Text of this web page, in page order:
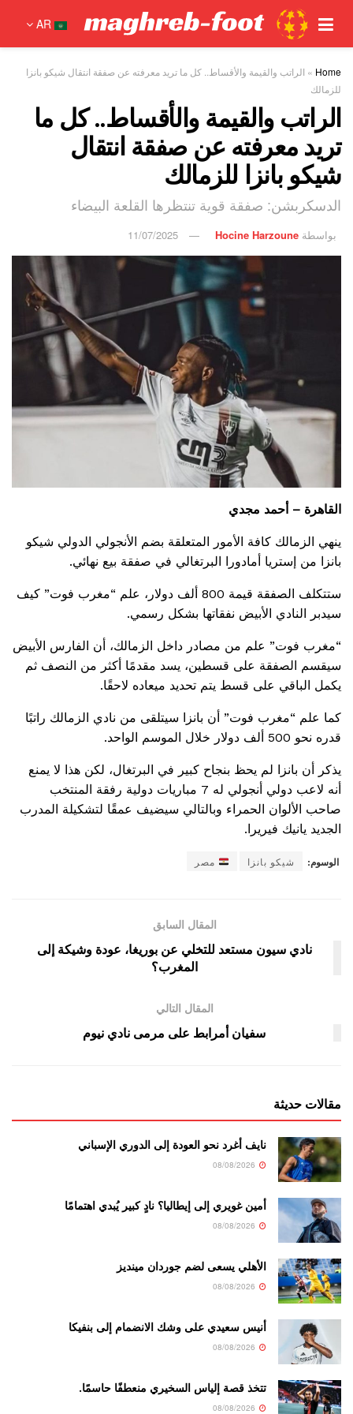
AR
Home
» الراتب والقيمة والأقساط.. كل ما تريد معرفته عن صفقة انتقال شيكو بانزا
للزمالك
الراتب والقيمة والأقساط.. كل ما
تريد معرفته عن صفقة انتقال
شيكو بانزا للزمالك
الدسكربشن: صفقة قوية تنتظرها القلعة البيضاء
بواسطة Hocine Harzoune
11/07/2025
القاهرة – أحمد مجدي
ينهي الزمالك كافة الأمور المتعلقة بضم الأنجولي الدولي شيكو
بانزا من إستريا أمادورا البرتغالي في صفقة بيع نهائي.
ستتكلف الصفقة قيمة 800 ألف دولار، علم “مغرب فوت” كيف
سيدبر النادي الأبيض نفقاتها بشكل رسمي.
“مغرب فوت” علم من مصادر داخل الزمالك، أن الفارس الأبيض
سيقسم الصفقة على قسطين، يسد مقدمًا أكثر من النصف ثم
يكمل الباقي على قسط يتم تحديد ميعاده لاحقًا.
كما علم “مغرب فوت” أن بانزا سيتلقى من نادي الزمالك راتبًا
قدره نحو 500 ألف دولار خلال الموسم الواحد.
يذكر أن بانزا لم يحظ بنجاح كبير في البرتغال، لكن هذا لا يمنع
أنه لاعب دولي أنجولي له 7 مباريات دولية رفقة المنتخب
صاحب الألوان الحمراء وبالتالي سيضيف عمقًا لتشكيلة المدرب
الجديد يانيك فيريرا.
الوسوم: شيكو بانزا مصر
المقال السابق
نادي سيون مستعد للتخلي عن بوريغا، عودة وشيكة إلى
المغرب؟
المقال التالي
سفيان أمرابط على مرمى نادي نيوم
مقالات حديثة
نايف أغرد نحو العودة إلى الدوري الإسباني
أمين غويري إلى إيطاليا؟ نادٍ كبير يُبدي اهتمامًا
الأهلي يسعى لضم جوردان مينديز
أنيس سعيدي على وشك الانضمام إلى بنفيكا
تتخذ قصة إلياس السخيري منعطفًا حاسمًا.